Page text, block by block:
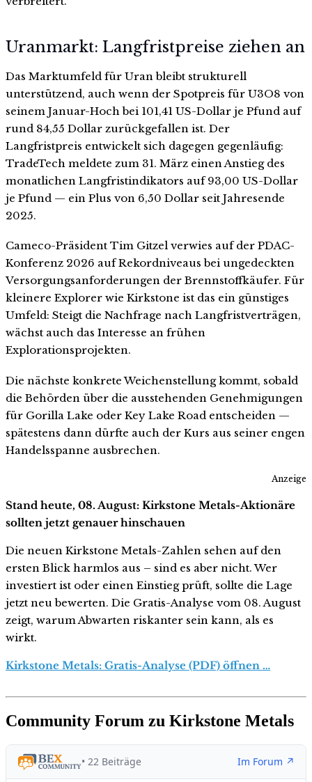
Uranmarkt: Langfristpreise ziehen an
Das Marktumfeld für Uran bleibt strukturell
unterstützend, auch wenn der Spotpreis für U3O8 von
seinem Januar-Hoch bei 101,41 US-Dollar je Pfund auf
rund 84,55 Dollar zurückgefallen ist. Der
Langfristpreis entwickelt sich dagegen gegenläufig:
TradeTech meldete zum 31. März einen Anstieg des
monatlichen Langfristindikators auf 93,00 US-Dollar
je Pfund — ein Plus von 6,50 Dollar seit Jahresende
2025.
Cameco-Präsident Tim Gitzel verwies auf der PDAC-
Konferenz 2026 auf Rekordniveaus bei ungedeckten
Versorgungsanforderungen der Brennstoffkäufer. Für
kleinere Explorer wie Kirkstone ist das ein günstiges
Umfeld: Steigt die Nachfrage nach Langfristverträgen,
wächst auch das Interesse an frühen
Explorationsprojekten.
Die nächste konkrete Weichenstellung kommt, sobald
die Behörden über die ausstehenden Genehmigungen
für Gorilla Lake oder Key Lake Road entscheiden —
spätestens dann dürfte auch der Kurs aus seiner engen
Handelsspanne ausbrechen.
Anzeige
Stand heute, 08. August: Kirkstone Metals-Aktionäre
sollten jetzt genauer hinschauen
Die neuen Kirkstone Metals-Zahlen sehen auf den
ersten Blick harmlos aus – sind es aber nicht. Wer
investiert ist oder einen Einstieg prüft, sollte die Lage
jetzt neu bewerten. Die Gratis-Analyse vom 08. August
zeigt, warum Abwarten riskanter sein kann, als es
wirkt.
Kirkstone Metals: Gratis-Analyse (PDF) öffnen …
Community Forum zu Kirkstone Metals